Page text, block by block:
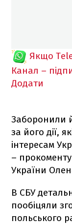
Якщо
Канал –
Додати
Заборонили
за його дії,
інтересам
–
України
В СБУ
пообіцяли
польського